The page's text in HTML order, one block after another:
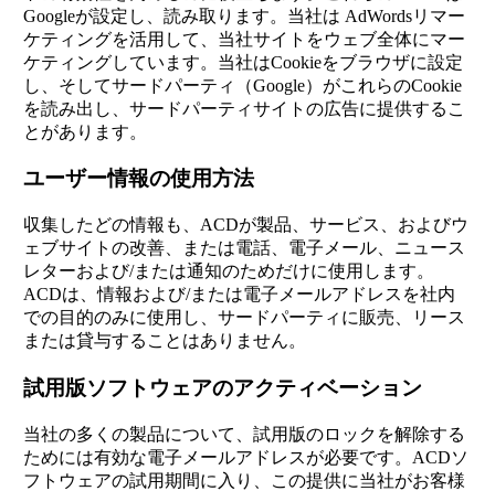
Googleが設定し、読み取ります。当社は AdWordsリマー
ケティングを活用して、当社サイトをウェブ全体にマー
ケティングしています。当社はCookieをブラウザに設定
し、そしてサードパーティ（Google）がこれらのCookie
を読み出し、サードパーティサイトの広告に提供するこ
とがあります。
ユーザー情報の使用方法
収集したどの情報も、ACDが製品、サービス、およびウ
ェブサイトの改善、または電話、電子メール、ニュース
レターおよび/または通知のためだけに使用します。
ACDは、情報および/または電子メールアドレスを社内
での目的のみに使用し、サードパーティに販売、リース
または貸与することはありません。
試用版ソフトウェアのアクティベーション
当社の多くの製品について、試用版のロックを解除する
ためには有効な電子メールアドレスが必要です。ACDソ
フトウェアの試用期間に入り、この提供に当社がお客様